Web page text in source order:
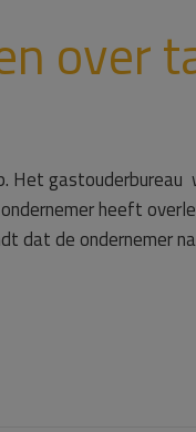
over
Het
heeft
dat de ondernemer